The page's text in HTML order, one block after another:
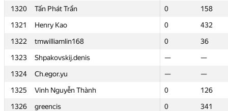
1320
Tấn Phát Trần 0
158
1321
Henry Kao 0
432
1322
tmwilliamlin168 0
36
1323
Shpakovskij.denis —
—
1324
Ch.egor.yu —
—
1325
Vinh Nguyễn Thành 0
126
1326
greencis 0
341
1320
Tấn Phát Trần 0
158
1321
Henry Kao 0
432
1322
tmwilliamlin168 0
36
1323
Shpakovskij.denis —
—
1324
Ch.egor.yu —
—
1325
Vinh Nguyễn Thành 0
126
1326
greencis 0
341